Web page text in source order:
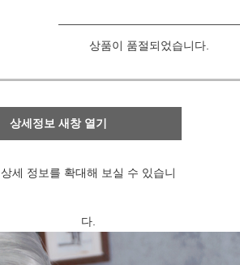
상품이 품절되었습니다.
상세정보 새창 열기
상세 정보를 확대해 보실 수 있습니
다.